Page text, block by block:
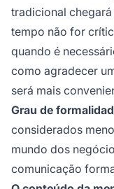
tradicional chegará
tempo não for
quando é
como agradecer
será mais
Grau de
considerados
mundo dos
comunicação